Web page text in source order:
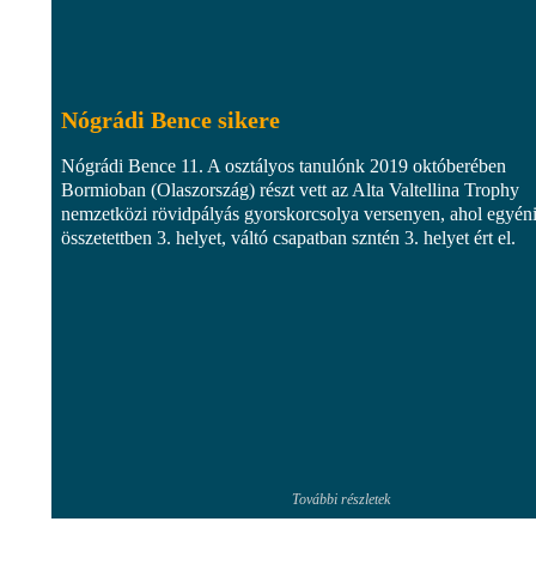
Nógrádi Bence sikere
Nógrádi Bence 11. A osztályos tanulónk 2019 októberében
Bormioban (Olaszország) részt vett az Alta Valtellina Trophy
nemzetközi rövidpályás gyorskorcsolya versenyen, ahol egyéni
összetettben 3. helyet, váltó csapatban szntén 3. helyet ért el.
További részletek